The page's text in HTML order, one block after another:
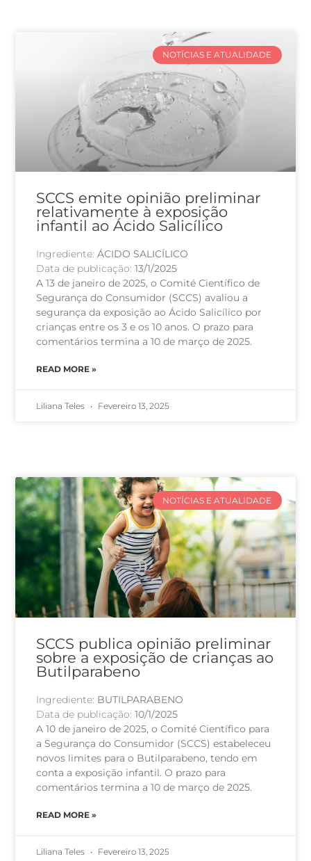
NOTÍCIAS E ATUALIDADE
SCCS emite opinião preliminar
relativamente à exposição
infantil ao Ácido Salicílico
Ingrediente:ÁCIDO SALICÍLICO
Data de publicação:13/1/2025
A 13 de janeiro de 2025, o Comité Científico de
Segurança do Consumidor (SCCS) avaliou a
segurança da exposição ao Ácido Salicílico por
crianças entre os 3 e os 10 anos. O prazo para
comentários termina a 10 de março de 2025.
READ MORE »
Liliana Teles Fevereiro 13, 2025
NOTÍCIAS E ATUALIDADE
SCCS publica opinião preliminar
sobre a exposição de crianças ao
Butilparabeno
Ingrediente: BUTILPARABENO
Data de publicação:10/1/2025
A 10 de janeiro de 2025, o Comité Científico para
a Segurança do Consumidor (SCCS) estabeleceu
novos limites para o Butilparabeno, tendo em
conta a exposição infantil. O prazo para
comentários termina a 10 de março de 2025.
READ MORE »
Liliana Teles Fevereiro 13, 2025